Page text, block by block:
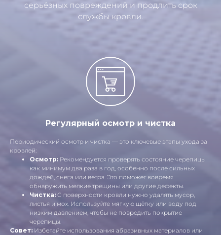
серьёзных повреждений и продлить срок
службы кровли.
Регулярный осмотр и чистка
Периодический осмотр и чистка — это ключевые этапы ухода за
кровлей:
Осмотр: Рекомендуется проверять состояние черепицы
как минимум два раза в год, особенно после сильных
дождей, снега или ветра. Это поможет вовремя
обнаружить мелкие трещины или другие дефекты.
Чистка: С поверхности кровли нужно удалять мусор,
листья и мох. Используйте мягкую щётку или воду под
низким давлением, чтобы не повредить покрытие
черепицы.
Совет: Избегайте использования абразивных материалов или